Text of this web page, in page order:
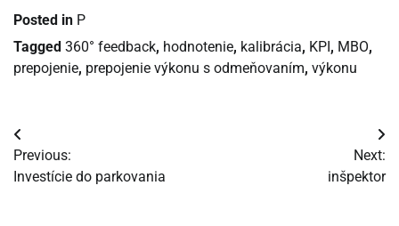
Posted in P
Tagged 360° feedback, hodnotenie, kalibrácia, KPI , MBO,
prepojenie, prepojenie výkonu s odmeňovaním, výkonu
Navigácia
v
Previous:
Investície do parkovania
Next:
inšpektor